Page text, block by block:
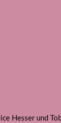
Hesser und